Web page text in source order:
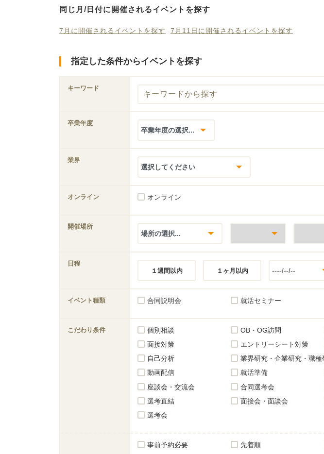
同じ月/日付に開催されるイベントを探す
7月に開催されるイベントを探す 7月11日に開催されるイベントを探す
指定した条件からイベントを探す
キーワード
卒業年度
業界
オンライン オンライン
開催場所
日程
１週間以内
１ヶ月以内
イベント種類 合同説明会 就活セミナー
こだわり条件 個別相談 OB・OG訪問
面接対策
エントリーシート対策
自己分析
業界研究・企業研究・職種
動画配信
就活準備
座談会・交流会
合同選考会
選考直結
面接会・面談会
選考会
事前予約必要 先着順